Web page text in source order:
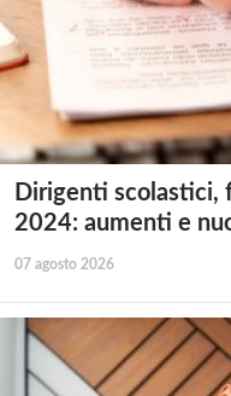
Dirigenti
2024: aumenti e
07 agosto 2026